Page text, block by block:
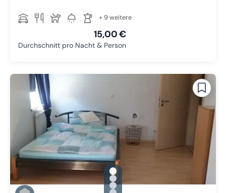
+ 9 weitere
15,00 €
Durchschnitt pro Nacht & Person
gallery.slide_selector
Zu Slide 1 wechseln
Zu Slide 2 wechseln